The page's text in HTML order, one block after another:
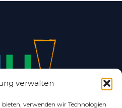
verwalten
verwenden wir Technologien